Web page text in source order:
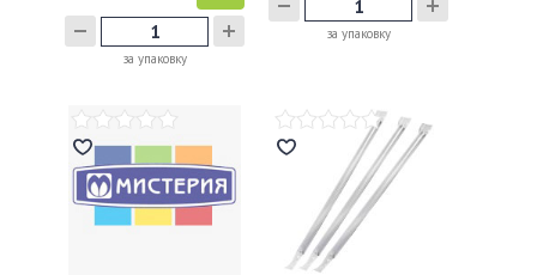
за упаковку
за упаковку